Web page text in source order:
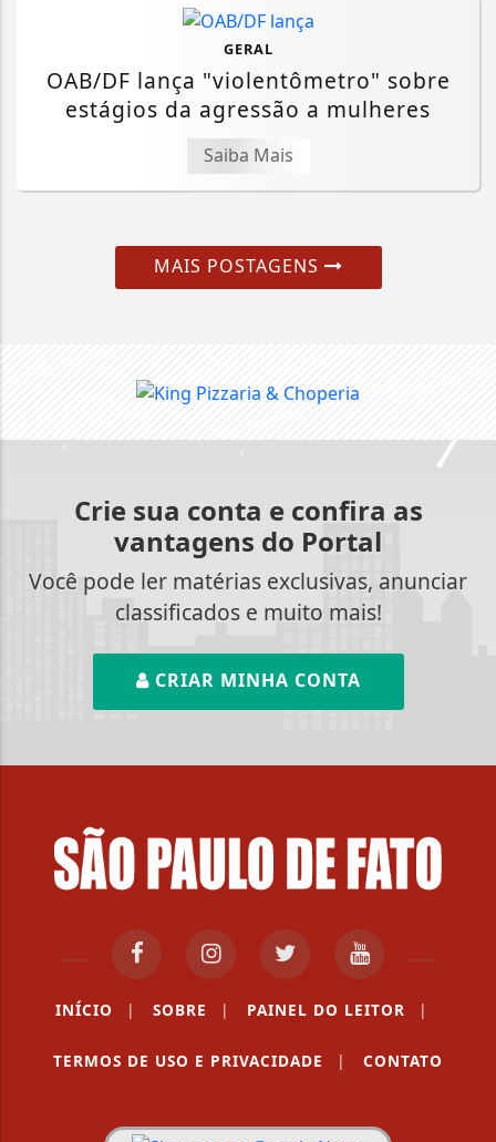
GERAL
OAB/DF lança "violentômetro" sobre
estágios da agressão a mulheres
Saiba Mais
MAIS POSTAGENS
Crie sua conta e confira as
vantagens do Portal
Você pode ler matérias exclusivas, anunciar
classificados e muito mais!
CRIAR MINHA CONTA
INÍCIO | SOBRE | PAINEL DO LEITOR |
TERMOS DE USO E PRIVACIDADE | CONTATO